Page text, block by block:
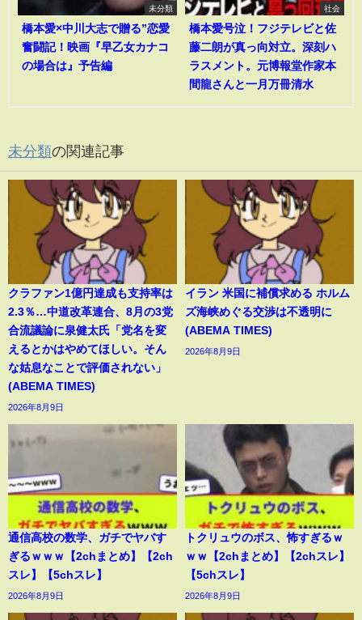
未分類
橋本愛×中川大志で贈る”恋愛
奮闘記！映画『早乙女カナコ
の場合は』予告編
社会
橋本愛号泣！フジテレビと佐
藤二朗が真っ向対立。深刻ハ
ラスメント。元博報堂作家本
間龍さんと一月万冊清水
未分類の関連記事
クラファン1億円達成も支持率は
2.3％…中道改革連合、8月の3党
合流議論に泉健太氏「党名を変
えるとかはやめてほしい。そん
な姑息なことで評価されない」
(ABEMA TIMES)
2026年8月9日
イラン 米国に補償求める ホルム
ズ海峡めぐる交渉は不透明に
(ABEMA TIMES)
2026年8月9日
通信高校の数学、ガチでヤバす
ぎるｗｗｗ【2chまとめ】【2ch
スレ】【5chスレ】
2026年8月9日
トクリュウのボス、怖すぎるｗ
ｗｗ【2chまとめ】【2chスレ】
【5chスレ】
2026年8月9日